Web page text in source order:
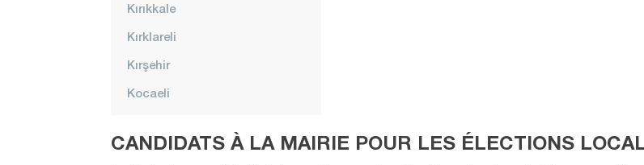
Kırıkkale
Kırklareli
Kırşehir
Kocaeli
Kütahya
CANDIDATS À LA MAIRIE POUR LES ÉLECTIONS